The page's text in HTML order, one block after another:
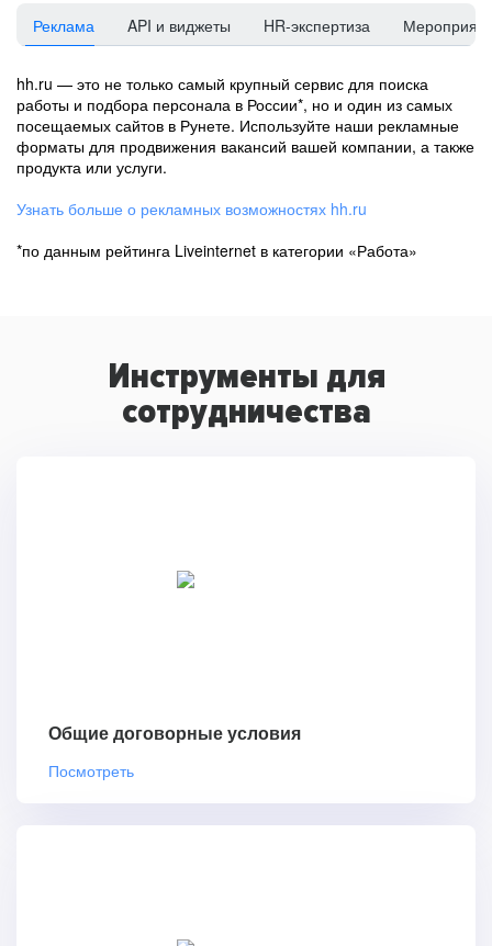
Реклама API и виджеты HR-экспертиза
hh.ru — это не только самый крупный сервис для поиска
работы и подбора персонала в России*, но и один из самых
посещаемых сайтов в Рунете. Используйте наши рекламные
форматы для продвижения вакансий вашей компании, а также
продукта или услуги.
Узнать больше о рекламных возможностях hh.ru
*по данным рейтинга Liveinternet в категории «Работа»
Инструменты для
сотрудничества
Общие договорные условия
Посмотреть